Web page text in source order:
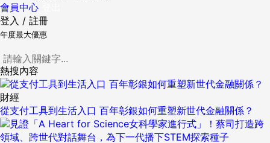
會員中心
登入 / 註冊
年度最大優惠
熱搜內容
財經
從支付工具到生活入口 百年彰銀如何重塑新世代金融關係？